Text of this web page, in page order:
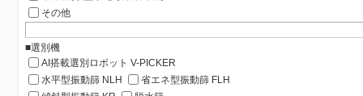
その他
■選別機
AI搭載選別ロボット V-PICKER
水平型振動篩 NLH
省エネ型振動篩 FLH